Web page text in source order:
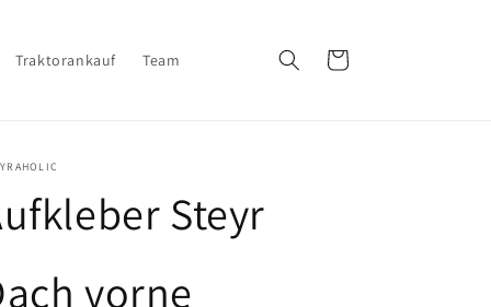
Traktorankauf Team Warenkorb
Steyr
vorne